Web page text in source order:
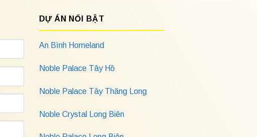
DỰ ÁN NỔI BẬT
An Bình Homeland
Noble Palace Tây Hồ
Noble Palace Tây Thăng Long
Noble Crystal Long Biên